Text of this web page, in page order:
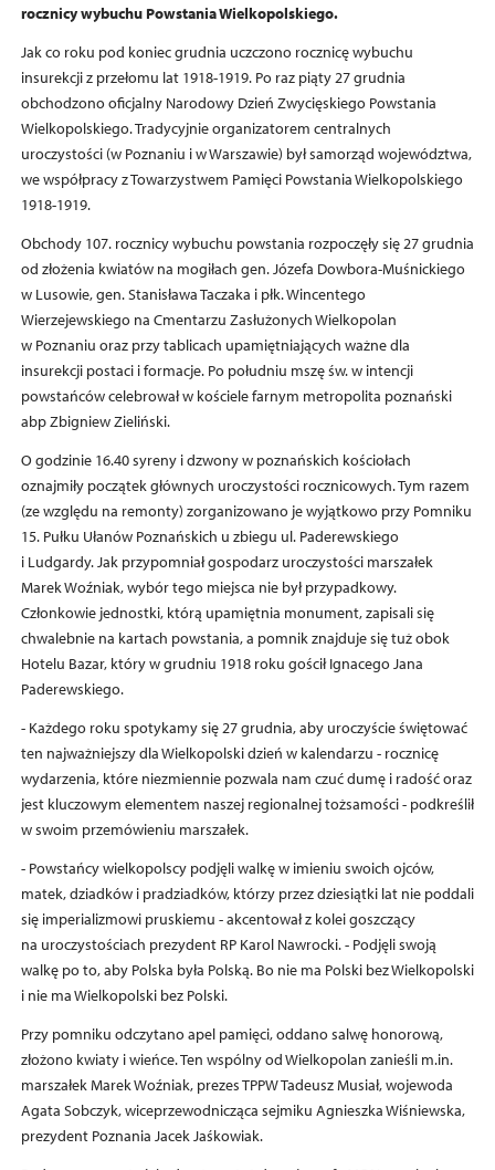
rocznicy wybuchu Powstania Wielkopolskiego.
Jak co roku pod koniec grudnia uczczono rocznicę wybuchu
insurekcji z przełomu lat 1918-1919. Po raz piąty 27 grudnia
obchodzono oficjalny Narodowy Dzień Zwycięskiego Powstania
Wielkopolskiego. Tradycyjnie organizatorem centralnych
uroczystości (w Poznaniu i w Warszawie) był samorząd województwa,
we współpracy z Towarzystwem Pamięci Powstania Wielkopolskiego
1918-1919.
Obchody 107. rocznicy wybuchu powstania rozpoczęły się 27 grudnia
od złożenia kwiatów na mogiłach gen. Józefa Dowbora-Muśnickiego
w Lusowie, gen. Stanisława Taczaka i płk. Wincentego
Wierzejewskiego na Cmentarzu Zasłużonych Wielkopolan
w Poznaniu oraz przy tablicach upamiętniających ważne dla
insurekcji postaci i formacje. Po południu mszę św. w intencji
powstańców celebrował w kościele farnym metropolita poznański
abp Zbigniew Zieliński.
O godzinie 16.40 syreny i dzwony w poznańskich kościołach
oznajmiły początek głównych uroczystości rocznicowych. Tym razem
(ze względu na remonty) zorganizowano je wyjątkowo przy Pomniku
15. Pułku Ułanów Poznańskich u zbiegu ul. Paderewskiego
i Ludgardy. Jak przypomniał gospodarz uroczystości marszałek
Marek Woźniak, wybór tego miejsca nie był przypadkowy.
Członkowie jednostki, którą upamiętnia monument, zapisali się
chwalebnie na kartach powstania, a pomnik znajduje się tuż obok
Hotelu Bazar, który w grudniu 1918 roku gościł Ignacego Jana
Paderewskiego.
- Każdego roku spotykamy się 27 grudnia, aby uroczyście świętować
ten najważniejszy dla Wielkopolski dzień w kalendarzu - rocznicę
wydarzenia, które niezmiennie pozwala nam czuć dumę i radość oraz
jest kluczowym elementem naszej regionalnej tożsamości - podkreślił
w swoim przemówieniu marszałek.
- Powstańcy wielkopolscy podjęli walkę w imieniu swoich ojców,
matek, dziadków i pradziadków, którzy przez dziesiątki lat nie poddali
się imperializmowi pruskiemu - akcentował z kolei goszczący
na uroczystościach prezydent RP Karol Nawrocki. - Podjęli swoją
walkę po to, aby Polska była Polską. Bo nie ma Polski bez Wielkopolski
i nie ma Wielkopolski bez Polski.
Przy pomniku odczytano apel pamięci, oddano salwę honorową,
złożono kwiaty i wieńce. Ten wspólny od Wielkopolan zanieśli m.in.
marszałek Marek Woźniak, prezes TPPW Tadeusz Musiał, wojewoda
Agata Sobczyk, wiceprzewodnicząca sejmiku Agnieszka Wiśniewska,
prezydent Poznania Jacek Jaśkowiak.